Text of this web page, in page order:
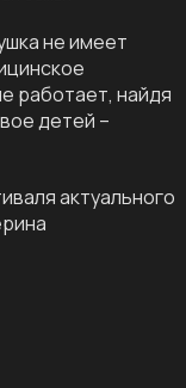
не имеет
работает, найдя
детей –
актуального